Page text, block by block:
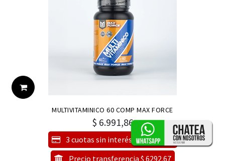
MULTIVITAMINICO 60 COMP MAX FORCE
$ 6.991,86
3 cuotas sin interés de $ 2330.62
Precio transferencia $ 6292.67